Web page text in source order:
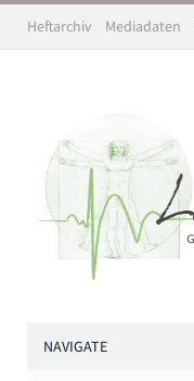
Heftarchiv Mediadaten
NAVIGATE